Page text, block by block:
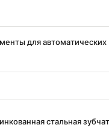
для
стальная